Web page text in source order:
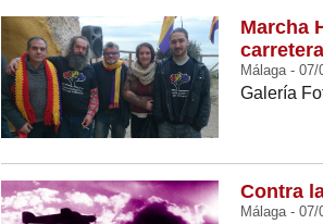
Marcha
Málaga - 07/
Galería
Contra
Málaga - 07/